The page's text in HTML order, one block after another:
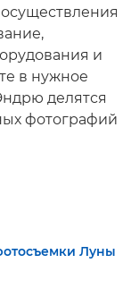
осуществления
и
в нужное
делятся
фотографий
Луны